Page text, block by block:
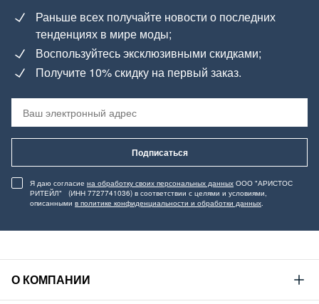
Раньше всех получайте новости о последних
тенденциях в мире моды;
Воспользуйтесь эксклюзивными скидками;
Получите 10% скидку на первый заказ.
Подписаться
Я даю согласие на обработку своих персональных данных ООО "АРИСТОС
РИТЕЙЛ" (ИНН 7727741036) в соответствии с целями и условиями,
описанными в политике конфиденциальности и обработки данных
О КОМПАНИИ